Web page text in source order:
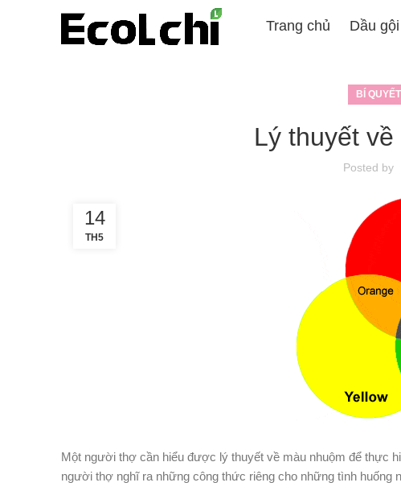
Trang chủ Dầu
BÍ
Lý thuyết
Posted by
14
TH5
Một người thợ cần hiểu được lý thuyết về màu nhuộm để thực
người thợ nghĩ ra những công thức riêng cho những tình huống